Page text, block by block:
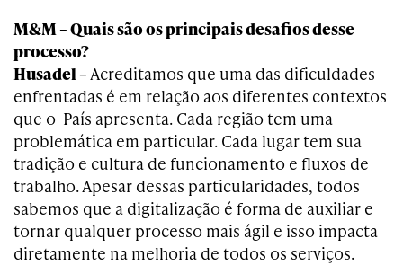
M&M – Quais são os principais desafios desse
processo?
Husadel – Acreditamos que uma das dificuldades
enfrentadas é em relação aos diferentes contextos
que o País apresenta. Cada região tem uma
problemática em particular. Cada lugar tem sua
tradição e cultura de funcionamento e fluxos de
trabalho. Apesar dessas particularidades, todos
sabemos que a digitalização é forma de auxiliar e
tornar qualquer processo mais ágil e isso impacta
diretamente na melhoria de todos os serviços.